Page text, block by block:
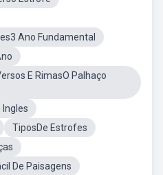
Ano Fundamental
E RimasO Palhaço
TiposDe Estrofes
De Paisagens